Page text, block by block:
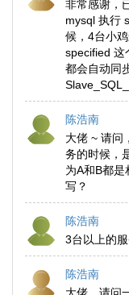
非常感谢，
mysql 执行
候，4台小
specified 这
都会自动同
陈浩南
大佬 ~ 请问
务的时候，
为A和B都
写？
陈浩南
3台以上的
陈浩南